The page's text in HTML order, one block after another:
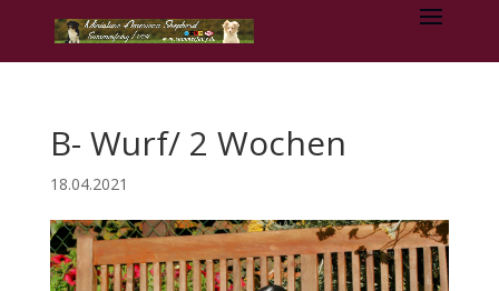
B- Wurf/ 2 Wochen
18.04.2021